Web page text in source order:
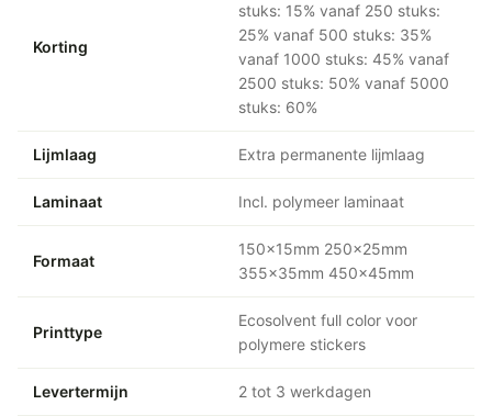
Korting
stuks: 15% vanaf 250 stuks:
25% vanaf 500 stuks: 35%
vanaf 1000 stuks: 45% vanaf
2500 stuks: 50% vanaf 5000
stuks: 60%
Lijmlaag Extra permanente lijmlaag
Laminaat Incl. polymeer laminaat
Formaat
150x15mm 250x25mm
355x35mm 450x45mm
Printtype
Ecosolvent full color voor
polymere stickers
Levertermijn 2 tot 3 werkdagen